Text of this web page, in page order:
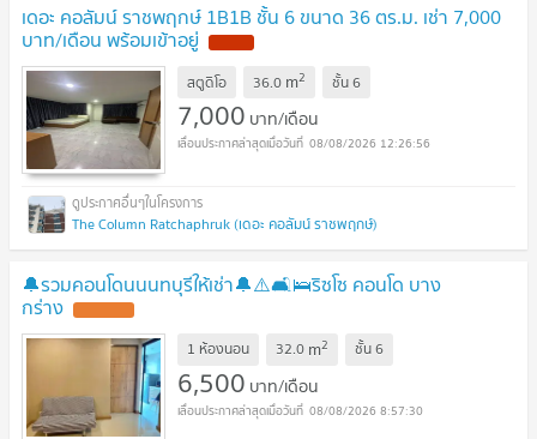
เดอะ คอลัมน์ ราชพฤกษ์ 1B1B ชั้น 6 ขนาด 36 ตร.ม. เช่า 7,000
บาท/เดือน พร้อมเข้าอยู่
สตูดิโอ 36.0 m2 ชั้น6
7,000 บาท/เดือน
08/08/2026 12:26:56
The Column Ratchaphruk (เดอะ คอลัมน์ ราชพฤกษ์)
🔔รวมคอนโดนนนทบุรีให้เช่า🔔⚠️🛋️🛌ริซโซ คอนโด บาง
กร่าง
1 ห้องนอน 32.0 m2 ชั้น6
6,500 บาท/เดือน
08/08/2026 8:57:30